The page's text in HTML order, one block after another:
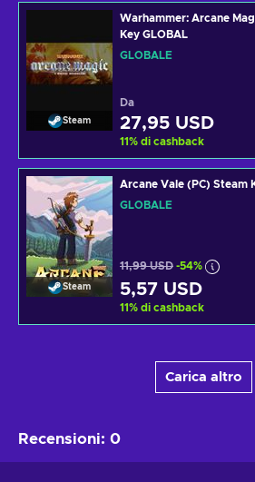
Steam
Warhammer: Arcane Magic (PC)
Key GLOBAL
GLOBALE
Da
27,95 USD
11% di cashback
Steam
Arcane Vale (PC) Steam
GLOBALE
11,99 USD -54%
5,57 USD
11% di cashback
Carica altro
Recensioni: 0